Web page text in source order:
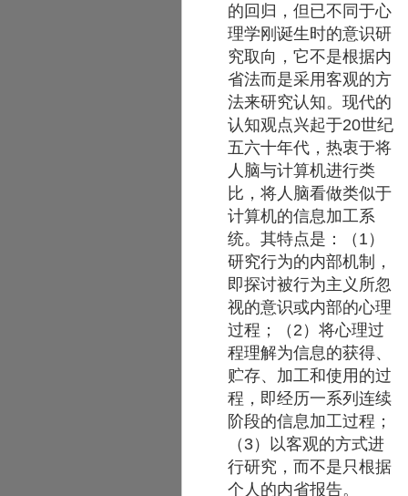
的回归，但已不同于心
理学刚诞生时的意识研
究取向，它不是根据内
省法而是采用客观的方
法来研究认知。现代的
认知观点兴起于20世纪
五六十年代，热衷于将
人脑与计算机进行类
比，将人脑看做类似于
计算机的信息加工系
统。其特点是：（1）
研究行为的内部机制，
即探讨被行为主义所忽
视的意识或内部的心理
过程；（2）将心理过
程理解为信息的获得、
贮存、加工和使用的过
程，即经历一系列连续
阶段的信息加工过程；
（3）以客观的方式进
行研究，而不是只根据
个人的内省报告。